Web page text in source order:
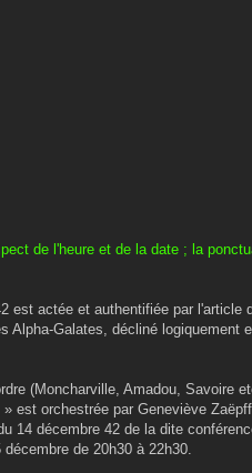
de l'heure et de la date ; la
est actée et authentifiée par l'article
Alpha-Galates, décliné logiquement
(Moncharville, Amadou, Savoire
est orchestrée par Geneviève
14 décembre 42 de la dite
de 20h30 à 22h30.